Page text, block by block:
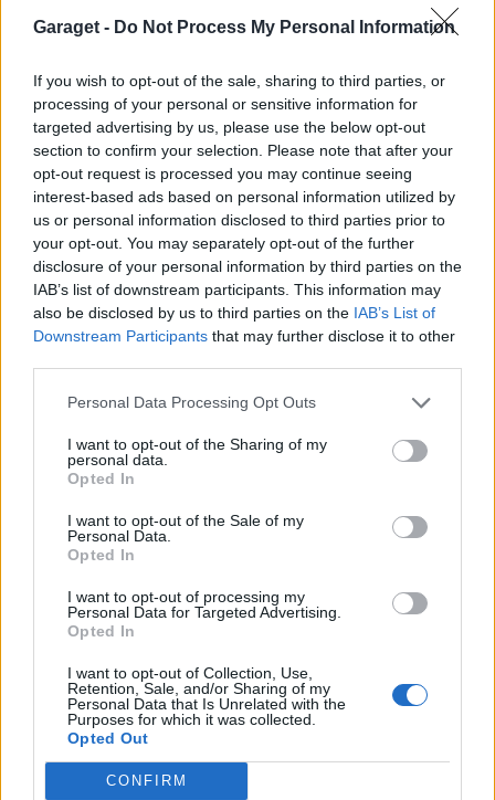
Garaget - Do Not Process My Personal Information
If you wish to opt-out of the sale, sharing to third parties, or
processing of your personal or sensitive information for
targeted advertising by us, please use the below opt-out
section to confirm your selection. Please note that after your
opt-out request is processed you may continue seeing
interest-based ads based on personal information utilized by
us or personal information disclosed to third parties prior to
your opt-out. You may separately opt-out of the further
disclosure of your personal information by third parties on the
IAB’s list of downstream participants. This information may
also be disclosed by us to third parties on the IAB’s List of
Downstream Participants that may further disclose it to other
Personal Data Processing Opt Outs
I want to opt-out of the Sharing of my
personal data.
Opted In
I want to opt-out of the Sale of my
Personal Data.
Opted In
I want to opt-out of processing my
Personal Data for Targeted Advertising.
Opted In
I want to opt-out of Collection, Use,
Retention, Sale, and/or Sharing of my
Personal Data that Is Unrelated with the
Purposes for which it was collected.
Opted Out
CONFIRM
Passat -13 2.0tdi DSG Växellåda bråkar 10 svar
felsökning
Senaste projektinläggen
Vw 1956 oval prosjekt 12 svar
Senaste inlägget avjarleb för 14 timmar sedaniProjekt
Puttelitens projekt Audi S2 Avant. Back
to basic. + garagefix.
900 svar
Senaste inlägget avPutteliten fredag 22:10i Projekt
Volkswagen Golf MK4 v6 4motion OEM++
med JDM inspiration.
Manta b som ska räddas (kaross eller
delar sökes)
122 svar
Senaste inlägget av Tyfors torsdag 23:25 Projekt
Huggern goes big block with 427 ZL-1!
Senaste inlägget av hugger69 torsdag 23:01 Projekt
Camaro som bruksbil?!
Volkswagen split bus t1 1962 2559 svar
Golf Mk2 16v Turbo 137 svar
Senaste inlägget av 16vt4m torsdag 19:51
Volvo 245 ?Turbo? 40 svar
Senaste inlägget av